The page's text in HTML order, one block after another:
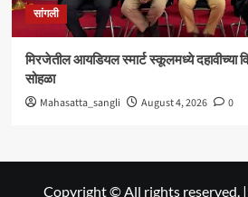
सांगली
मिरजेतील आयडियल स्मार्ट स्कूलमध्ये दहावीच्या
सोहळा
Mahasatta_sangli August 4, 2026 0
Copyright © All rights reserved. |